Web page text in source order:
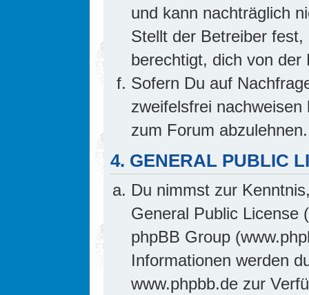
und kann nachträglich
Stellt der Betreiber
berechtigt, dich von
Sofern Du auf
zweifelsfrei
zum Forum abzulehnen.
4. GENERAL PUBLIC
Du nimmst zur
General Public License
phpBB Group
Informationen werden
www.phpbb.de zur